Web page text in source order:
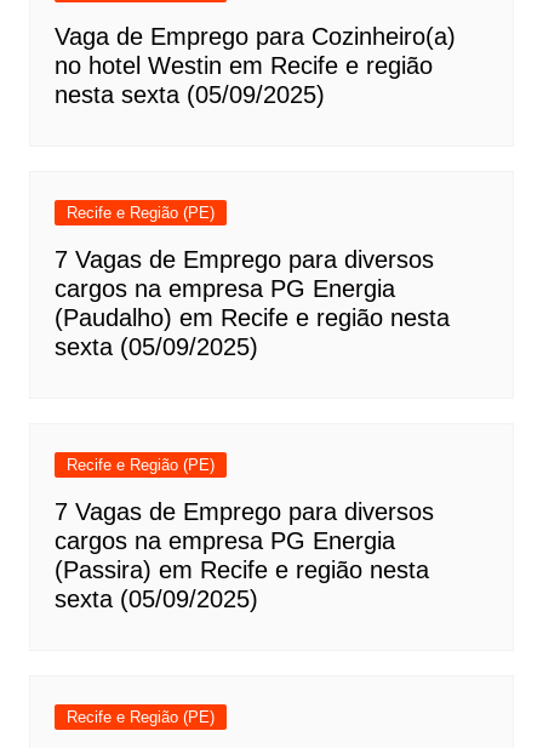
Vaga de Emprego para Cozinheiro(a)
no hotel Westin em Recife e região
nesta sexta (05/09/2025)
Recife e Região (PE)
7 Vagas de Emprego para diversos
cargos na empresa PG Energia
(Paudalho) em Recife e região nesta
sexta (05/09/2025)
Recife e Região (PE)
7 Vagas de Emprego para diversos
cargos na empresa PG Energia
(Passira) em Recife e região nesta
sexta (05/09/2025)
Recife e Região (PE)